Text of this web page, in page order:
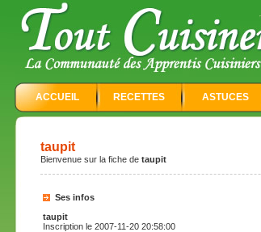
ACCUEIL RECETTES ASTUCES
taupit
Bienvenue sur la fiche de taupit
Ses infos
taupit
Inscription le 2007-11-20 20:58:00